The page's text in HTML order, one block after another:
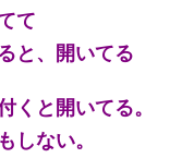
て
と、開いてる
くと開いてる。
しない。